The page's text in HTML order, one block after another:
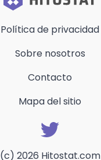
Política de privacidad
Sobre nosotros
Contacto
Mapa del sitio
(c) 2026 Hitostat.com